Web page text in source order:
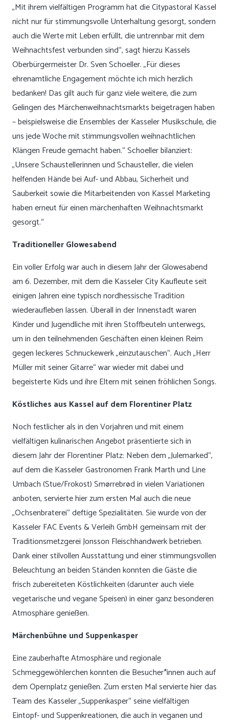
„Mit ihrem vielfältigen Programm hat die Citypastoral Kassel
nicht nur für stimmungsvolle Unterhaltung gesorgt, sondern
auch die Werte mit Leben erfüllt, die untrennbar mit dem
Weihnachtsfest verbunden sind“, sagt hierzu Kassels
Oberbürgermeister Dr. Sven Schoeller. „Für dieses
ehrenamtliche Engagement möchte ich mich herzlich
bedanken! Das gilt auch für ganz viele weitere, die zum
Gelingen des Märchenweihnachtsmarkts beigetragen haben
– beispielsweise die Ensembles der Kasseler Musikschule, die
uns jede Woche mit stimmungsvollen weihnachtlichen
Klängen Freude gemacht haben.“ Schoeller bilanziert:
„Unsere Schaustellerinnen und Schausteller, die vielen
helfenden Hände bei Auf- und Abbau, Sicherheit und
Sauberkeit sowie die Mitarbeitenden von Kassel Marketing
haben erneut für einen märchenhaften Weihnachtsmarkt
gesorgt.“
Traditioneller Glowesabend
Ein voller Erfolg war auch in diesem Jahr der Glowesabend
am 6. Dezember, mit dem die Kasseler City Kaufleute seit
einigen Jahren eine typisch nordhessische Tradition
wiederaufleben lassen. Überall in der Innenstadt waren
Kinder und Jugendliche mit ihren Stoffbeuteln unterwegs,
um in den teilnehmenden Geschäften einen kleinen Reim
gegen leckeres Schnuckewerk „einzutauschen“. Auch „Herr
Müller mit seiner Gitarre“ war wieder mit dabei und
begeisterte Kids und ihre Eltern mit seinen fröhlichen Songs.
Köstliches aus Kassel auf dem Florentiner Platz
Noch festlicher als in den Vorjahren und mit einem
vielfältigen kulinarischen Angebot präsentierte sich in
diesem Jahr der Florentiner Platz: Neben dem „Julemarked“,
auf dem die Kasseler Gastronomen Frank Marth und Line
Umbach (Stue/Frokost) Smørrebrød in vielen Variationen
anboten, servierte hier zum ersten Mal auch die neue
„Ochsenbraterei“ deftige Spezialitäten. Sie wurde von der
Kasseler FAC Events & Verleih GmbH gemeinsam mit der
Traditionsmetzgerei Jonsson Fleischhandwerk betrieben.
Dank einer stilvollen Ausstattung und einer stimmungsvollen
Beleuchtung an beiden Ständen konnten die Gäste die
frisch zubereiteten Köstlichkeiten (darunter auch viele
vegetarische und vegane Speisen) in einer ganz besonderen
Atmosphäre genießen.
Märchenbühne und Suppenkasper
Eine zauberhafte Atmosphäre und regionale
Schmeggewöhlerchen konnten die Besucher*innen auch auf
dem Opernplatz genießen. Zum ersten Mal servierte hier das
Team des Kasseler „Suppenkasper“ seine vielfältigen
Eintopf- und Suppenkreationen, die auch in veganen und